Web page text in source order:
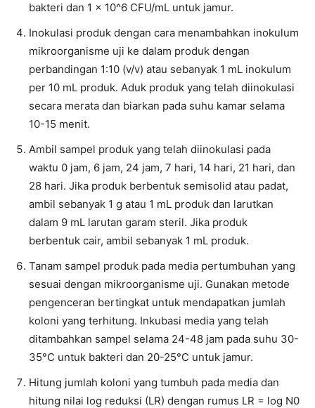
bakteri dan 1 x 10^6 CFU/mL untuk jamur.
Inokulasi produk dengan cara menambahkan inokulum
mikroorganisme uji ke dalam produk dengan
perbandingan 1:10 (v/v) atau sebanyak 1 mL inokulum
per 10 mL produk. Aduk produk yang telah diinokulasi
secara merata dan biarkan pada suhu kamar selama
10-15 menit.
Ambil sampel produk yang telah diinokulasi pada
waktu 0 jam, 6 jam, 24 jam, 7 hari, 14 hari, 21 hari, dan
28 hari. Jika produk berbentuk semisolid atau padat,
ambil sebanyak 1 g atau 1 mL produk dan larutkan
dalam 9 mL larutan garam steril. Jika produk
berbentuk cair, ambil sebanyak 1 mL produk.
Tanam sampel produk pada media pertumbuhan yang
sesuai dengan mikroorganisme uji. Gunakan metode
pengenceran bertingkat untuk mendapatkan jumlah
koloni yang terhitung. Inkubasi media yang telah
ditambahkan sampel selama 24-48 jam pada suhu 30-
35°C untuk bakteri dan 20-25°C untuk jamur.
Hitung jumlah koloni yang tumbuh pada media dan
hitung nilai log reduksi (LR) dengan rumus LR = log N0